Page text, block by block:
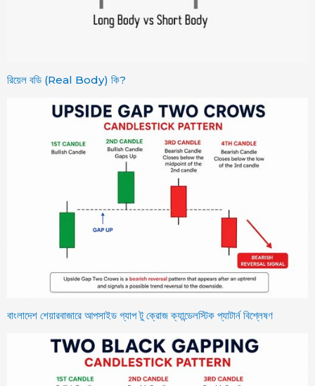
রিয়েল বডি (Real Body) কি?
বাংলাদেশ শেয়ারবাজারে আপসাইড গ্যাপ টু ক্রোজ ক্যান্ডেলস্টিক প্যাটার্ন বিশ্লেষণ